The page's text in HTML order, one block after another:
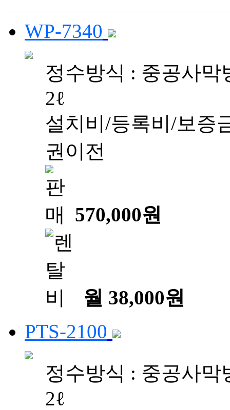
WP-7340
정수방식 : 중공사막
2ℓ
설치비/등록비/보증
권이전
570,000원
월 38,000원
PTS-2100
정수방식 : 중공사막
2ℓ